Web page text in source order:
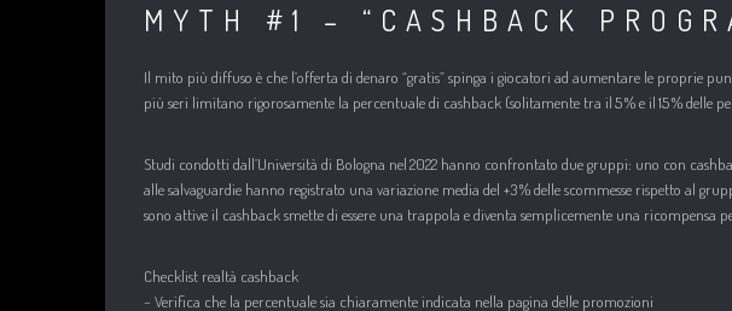
MYTH #1 – “CASHBACK
Il mito più diffuso è che l’offerta di denaro “gratis” spinga i giocatori ad aumentare le proprie
più seri limitano rigorosamente la percentuale di cashback (solitamente tra il 5 % e il 15 % delle
Studi condotti dall’Università di Bologna nel 2022 hanno confrontato due gruppi: uno con
alle salvaguardie hanno registrato una variazione media del +3 % delle scommesse rispetto al
sono attive il cashback smette di essere una trappola e diventa semplicemente una ricompensa
Checklist realtà cashback
– Verifica che la percentuale sia chiaramente indicata nella pagina delle promozioni